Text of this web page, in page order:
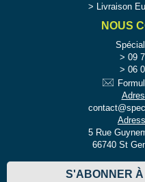
Livraison
NOUS
09
06
5 Rue
66740 St
S'ABONNER